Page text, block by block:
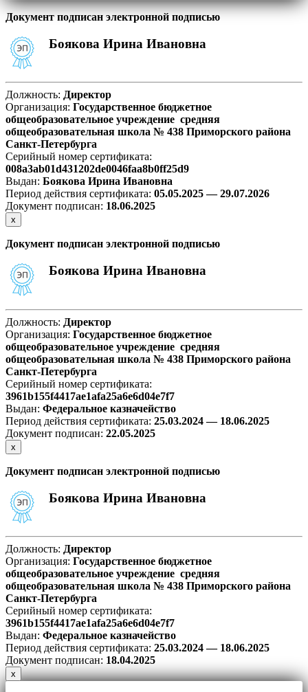
Документ подписан электронной подписью
Боякова Ирина Ивановна
Должность: Директор
Организация: Государственное бюджетное
общеобразовательное учреждение средняя
общеобразовательная школа № 438 Приморского района
Санкт-Петербурга
Серийный номер сертификата:
008a3ab01d431202de0046faa8b0ff25d9
Выдан: Боякова Ирина Ивановна
Период действия сертификата: 05.05.2025 — 29.07.2026
Документ подписан: 18.06.2025
х
Документ подписан электронной подписью
Боякова Ирина Ивановна
Должность: Директор
Организация: Государственное бюджетное
общеобразовательное учреждение средняя
общеобразовательная школа № 438 Приморского района
Санкт-Петербурга
Серийный номер сертификата:
3961b155f4417ae1afa25a6e6d04e7f7
Выдан: Федеральное казначейство
Период действия сертификата: 25.03.2024 — 18.06.2025
Документ подписан: 22.05.2025
х
Документ подписан электронной подписью
Боякова Ирина Ивановна
Должность: Директор
Организация: Государственное бюджетное
общеобразовательное учреждение средняя
общеобразовательная школа № 438 Приморского района
Санкт-Петербурга
Серийный номер сертификата:
3961b155f4417ae1afa25a6e6d04e7f7
Выдан: Федеральное казначейство
Период действия сертификата: 25.03.2024 — 18.06.2025
Документ подписан: 18.04.2025
х